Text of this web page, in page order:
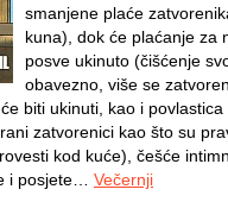
smanjene plaće
kuna), dok će plaćanje za
posve ukinuto (čišćenje
obavezno, više se
biti ukinuti, kao i povlastica
zatvorenici kao što su
kod kuće), češće
i posjete… Večernji